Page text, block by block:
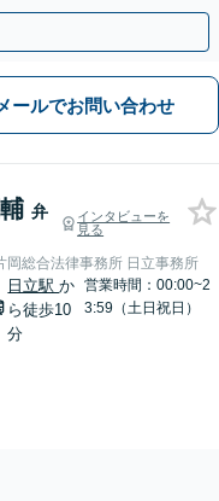
与なども対応
ールでお問い合わせ
弁
インタビューを
見る
岡総合法律事務所 日立事務所
日立駅か
ら徒歩10
分
営業時間：00:00~2
3:59（土日祝日）